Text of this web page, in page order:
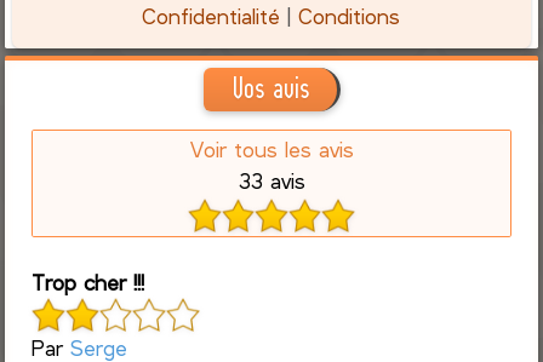
Confidentialité |Conditions
Vos avis
Voir tous les avis
33 avis
Trop cher !!!
ParSerge